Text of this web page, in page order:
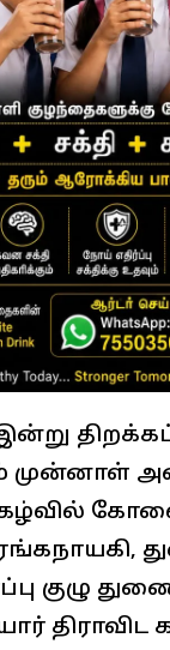
முன்னாள்
குழு
திராவிட